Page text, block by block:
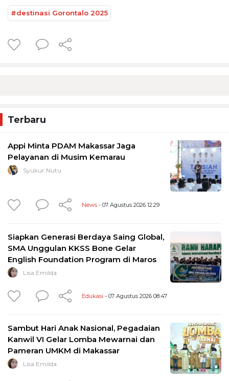
#destinasi Gorontalo 2025
Terbaru
Appi Minta PDAM Makassar Jaga
Pelayanan di Musim Kemarau
Syukur Nutu
News - 07 Agustus 2026 12:29
Siapkan Generasi Berdaya Saing Global,
SMA Unggulan KKSS Bone Gelar
English Foundation Program di Maros
Lisa Emilda
Edukasi - 07 Agustus 2026 08:47
Sambut Hari Anak Nasional, Pegadaian
Kanwil VI Gelar Lomba Mewarnai dan
Pameran UMKM di Makassar
Lisa Emilda